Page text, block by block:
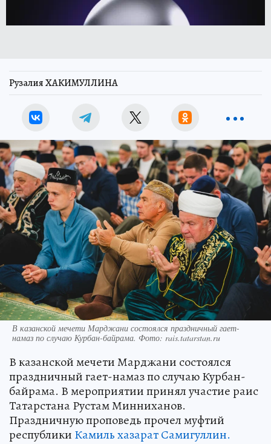
Рузалия ХАКИМУЛЛИНА
В казанской мечети Марджани состоялся праздничный гает-
намаз по случаю Курбан-байрама. Фото: rais.tatarstan.ru
В казанской мечети Марджани состоялся
праздничный гает-намаз по случаю Курбан-
байрама. В мероприятии принял участие раис
Татарстана Рустам Минниханов.
Праздничную проповедь прочел муфтий
республики Камиль хазарат Самигуллин.